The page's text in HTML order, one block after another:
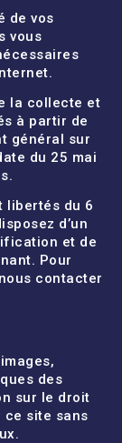
de vos
vous
la collecte et
à partir de
général sur
du 25 mai
libertés du 6
d’un
et de
Pour
contacter
des
sur le droit
ce site sans